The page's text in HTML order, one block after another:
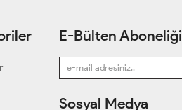
E-Bülten Aboneliği
Sosyal Medya